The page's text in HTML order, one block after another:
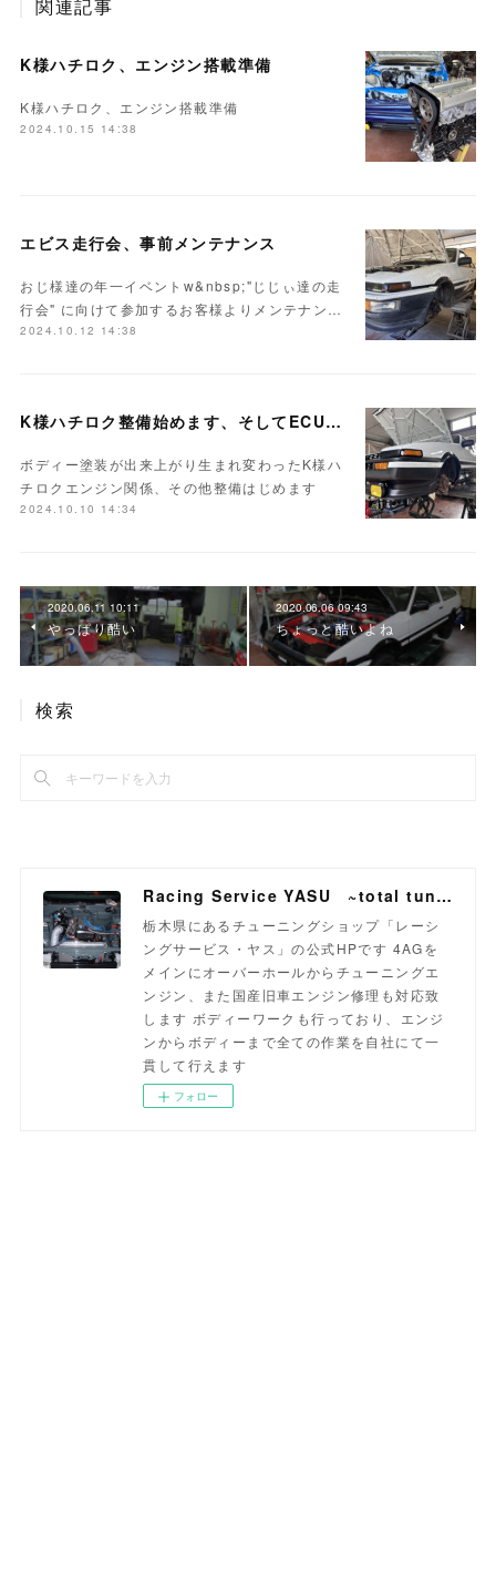
関連記事
K様ハチロク、エンジン搭載準備
K様ハチロク、エンジン搭載準備
2024.10.15 14:38
エビス走行会、事前メンテナンス
おじ様達の年一イベントw&nbsp;"じじぃ達の走
行会" に向けて参加するお客様よりメンテナン…
2024.10.12 14:38
K様ハチロク整備始めます、そしてECUセッティング
ボディー塗装が出来上がり生まれ変わったK様ハ
チロクエンジン関係、その他整備はじめます
2024.10.10 14:34
2020.06.11 10:11
やっぱり酷い
2020.06.06 09:43
ちょっと酷いよね
検索
Racing Service YASU ~total tuning proshop~
栃木県にあるチューニングショップ「レーシ
ングサービス・ヤス」の公式HPです 4AGを
メインにオーバーホールからチューニングエ
ンジン、また国産旧車エンジン修理も対応致
します ボディーワークも行っており、エンジ
ンからボディーまで全ての作業を自社にて一
貫して行えます
フォロー